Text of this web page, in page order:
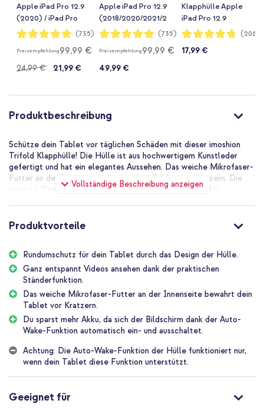
Apple iPad Pro 12.9
(2020) / iPad Pro
12.9 (2018) -
Bewertung:
97%
(735)
Preisempfehlung99,99 €
24,99 € 21,99 €
Apple iPad Pro 12.9
(2018/2020/2021/2
022) - Schwarz
Bewertung:
97%
(735)
Preisempfehlung99,99 €
49,99 €
Klapphülle Apple
iPad Pro 12.9
(2018/2020/2021/2
Bewertung:
95%
(2064)
17,99 €
Produktbeschreibung
Vollständige Beschreibung anzeigen
Schütze dein Tablet vor täglichen Schäden mit dieser imoshion
Trifold Klapphülle! Die Hülle ist aus hochwertigem Kunstleder
gefertigt und hat ein elegantes Aussehen. Das weiche Mikrofaser-
Futter an der Innenseite bewahrt dein Tablet vor Kratzern. Die
vordere Klappe kann in einen praktischen Tablet-Ständer
schließt, und wacht auf, wenn du sie öffnest.
Die imoshion Trifold Klapphülle ist aus hochwertigem Kunstleder
gefertigt. Dies bietet deinem Tablet Schutz gegen alltägliche
Schäden und verleiht der Hülle eine elegante Ausstrahlung. Die
Hülle ist schlank und leicht, sodass dein Tablet seine kompakte
Form beibehält. Praktisch, wenn du dein Tablet tragen oder
aufbewahren möchtest. Die Hülle ist in verschiedenen Farben
erhältlich.
Täglicher Schutz für Tablet und Kamera
An der Innenseite der Klapphülle befindet sich ein stabiler Tablet-
Halter aus Kunststoff. Das weiche Mikrofaser-Futter an der
über erhöhte Kanten, wodurch Kamera und Display deines Tablets
geschützt sind. Die Frontklappe hält die Hülle dank eines starken
Magnetverschlusses auch bei einem Sturz oder Aufprall sicher
Produktvorteile
Rundumschutz für dein Tablet durch das Design der Hülle.
Ganz entspannt Videos ansehen dank der praktischen
Ständerfunktion.
Das weiche Mikrofaser-Futter an der Innenseite bewahrt dein
Tablet vor Kratzern.
Du sparst mehr Akku, da sich der Bildschirm dank der Auto-
Wake-Funktion automatisch ein- und ausschaltet.
Achtung: Die Auto-Wake-Funktion der Hülle funktioniert nur,
wenn dein Tablet diese Funktion unterstützt.
Geeignet für